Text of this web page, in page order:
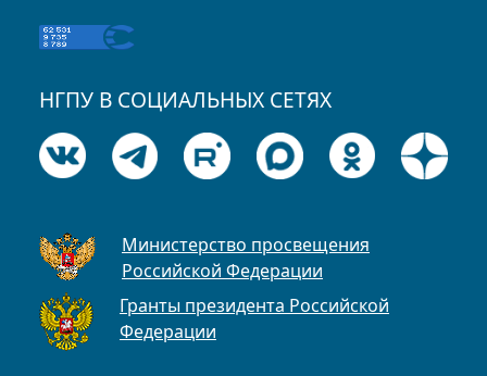
НГПУ В СОЦИАЛЬНЫХ СЕТЯХ
Министерство просвещения
Российской Федерации
Гранты президента Российской
Федерации